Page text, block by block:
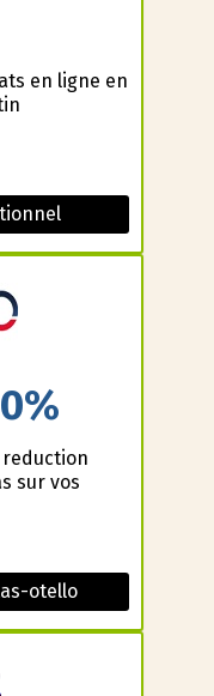
en ligne en
reduction
sur vos
otello